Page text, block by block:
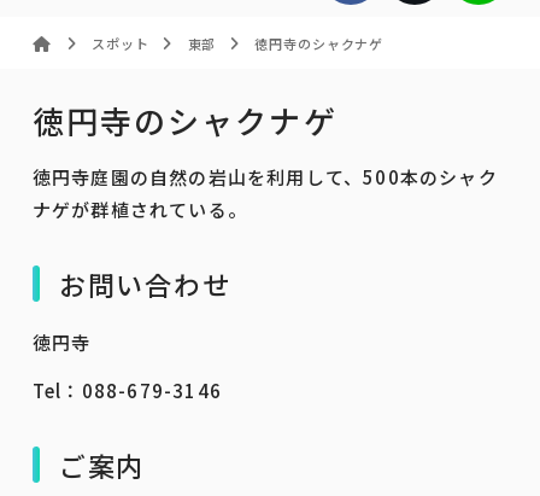
スポット 東部 徳円寺のシャクナゲ
徳円寺のシャクナゲ
徳円寺庭園の自然の岩山を利用して、500本のシャク
ナゲが群植されている。
お問い合わせ
徳円寺
Tel：088-679-3146
ご案内